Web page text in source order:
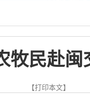
牧民赴闽
【打印本文】